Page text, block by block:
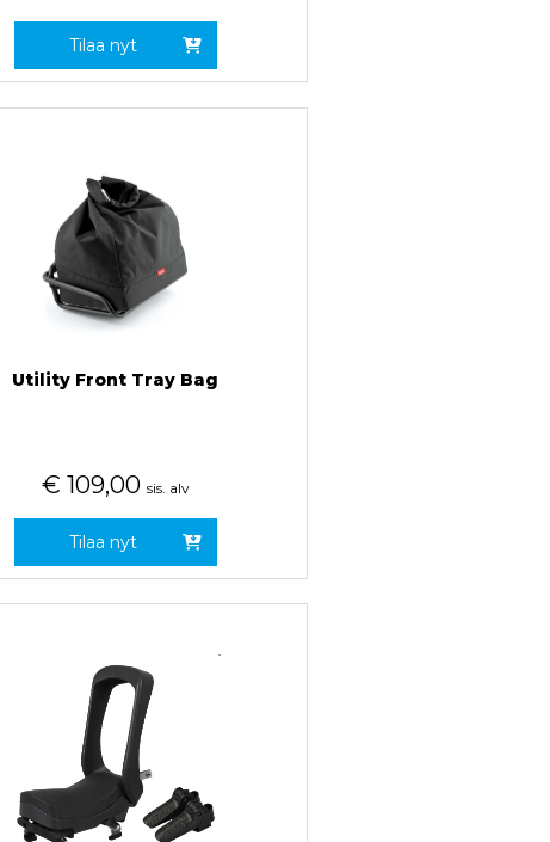
Tilaa nyt
Utility Front Tray Bag
€ 109,00 sis. alv
Tilaa nyt